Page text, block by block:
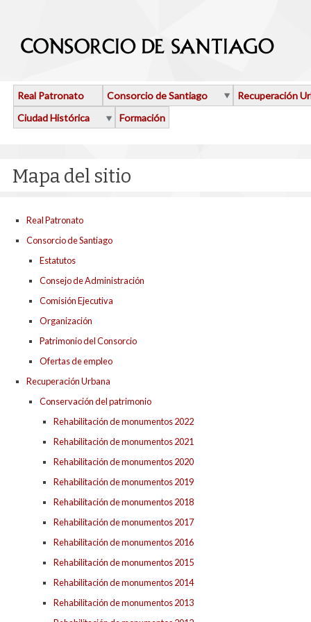
Real Patronato Consorcio de Santiago
Recuperación
Ciudad Histórica
Formación
Mapa del sitio
Real Patronato
Consorcio de Santiago
Estatutos
Consejo de Administración
Comisión Ejecutiva
Organización
Patrimonio del Consorcio
Ofertas de empleo
Recuperación Urbana
Conservación del patrimonio
Rehabilitación de monumentos 2022
Rehabilitación de monumentos 2021
Rehabilitación de monumentos 2020
Rehabilitación de monumentos 2019
Rehabilitación de monumentos 2018
Rehabilitación de monumentos 2017
Rehabilitación de monumentos 2016
Rehabilitación de monumentos 2015
Rehabilitación de monumentos 2014
Rehabilitación de monumentos 2013